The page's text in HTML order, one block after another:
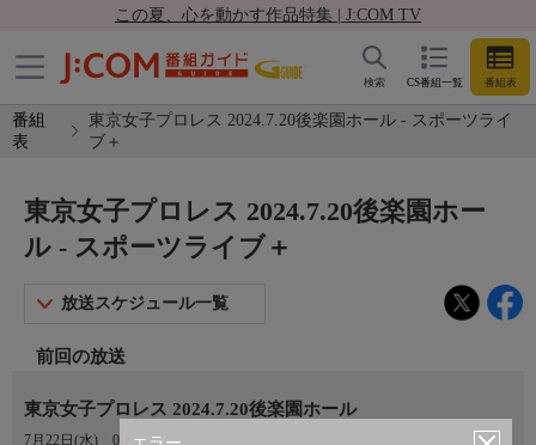
この夏、心を動かす作品特集 | J:COM TV
CS番組一覧 番組表
検索
番組
表
東京女子プロレス 2024.7.20後楽園ホール - スポーツライ
ブ＋
東京女子プロレス 2024.7.20後楽園ホー
ル - スポーツライブ＋
放送スケジュール一覧
前回の放送
東京女子プロレス 2024.7.20後楽園ホール
7月22日(水) 02:00〜04:00